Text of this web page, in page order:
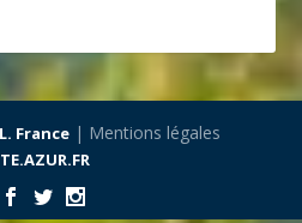
France| Mentions légales